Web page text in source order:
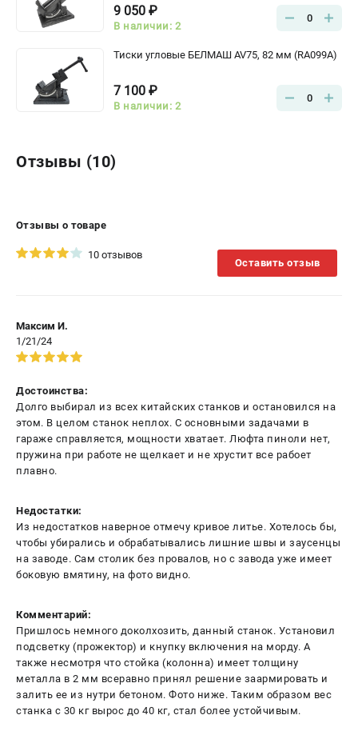
9 050 ₽
В наличии: 2
0
Тиски угловые БЕЛМАШ AV75, 82 мм (RA099A)
7 100 ₽
В наличии: 2
0
Отзывы (10)
Отзывы о товаре
10 отзывов
Оставить отзыв
Максим И.
1/21/24
Достоинства:
Долго выбирал из всех китайских станков и остановился на
этом. В целом станок неплох. С основными задачами в
гараже справляется, мощности хватает. Люфта пиноли нет,
пружина при работе не щелкает и не хрустит все рабоет
плавно.
Недостатки:
Из недостатков наверное отмечу кривое литье. Хотелось бы,
чтобы убирались и обрабатывались лишние швы и заусенцы
на заводе. Сам столик без провалов, но с завода уже имеет
боковую вмятину, на фото видно.
Комментарий:
Пришлось немного доколхозить, данный станок. Установил
подсветку (прожектор) и кнупку включения на морду. А
также несмотря что стойка (колонна) имеет толщину
металла в 2 мм всеравно принял решение заармировать и
залить ее из нутри бетоном. Фото ниже. Таким образом вес
станка с 30 кг вырос до 40 кг, стал более устойчивым.